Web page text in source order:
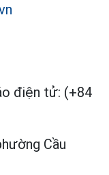
điện tử: (+84
Cầu